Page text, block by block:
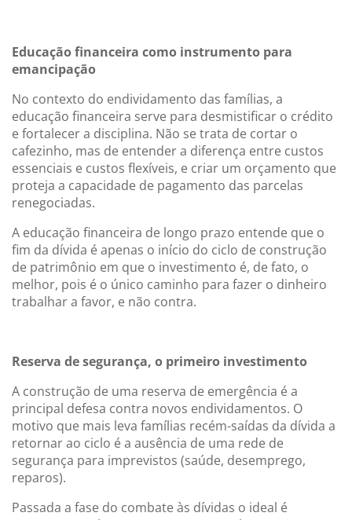
Educação financeira como instrumento para
emancipação
No contexto do endividamento das famílias, a
educação financeira serve para desmistificar o crédito
e fortalecer a disciplina. Não se trata de cortar o
cafezinho, mas de entender a diferença entre custos
essenciais e custos flexíveis, e criar um orçamento que
proteja a capacidade de pagamento das parcelas
renegociadas.
A educação financeira de longo prazo entende que o
fim da dívida é apenas o início do ciclo de construção
de patrimônio em que o investimento é, de fato, o
melhor, pois é o único caminho para fazer o dinheiro
trabalhar a favor, e não contra.
Reserva de segurança, o primeiro investimento
A construção de uma reserva de emergência é a
principal defesa contra novos endividamentos. O
motivo que mais leva famílias recém-saídas da dívida a
retornar ao ciclo é a ausência de uma rede de
segurança para imprevistos (saúde, desemprego,
reparos).
Passada a fase do combate às dívidas o ideal é